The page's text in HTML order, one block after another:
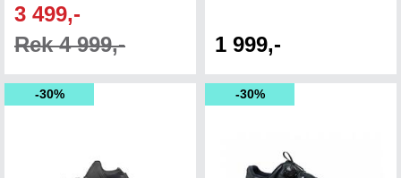
3 499,-
Rek 4 999,-
1 999,-
30% 30%